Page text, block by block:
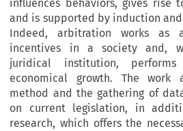
influences behaviors, gives rise
and is supported by induction
Indeed, arbitration works as
incentives in a society and,
juridical institution,
economical growth. The work
method and the gathering of
on current legislation, in
research, which offers the